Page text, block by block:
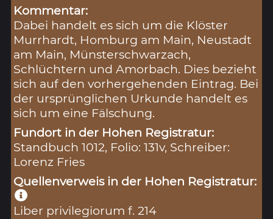
Kommentar:
Dabei handelt es sich um die Klöster
Murrhardt, Homburg am Main, Neustadt
am Main, Münsterschwarzach,
Schlüchtern und Amorbach. Dies bezieht
sich auf den vorhergehenden Eintrag. Bei
der ursprünglichen Urkunde handelt es
sich um eine Fälschung.
Fundort in der Hohen Registratur:
Standbuch 1012, Folio: 131v, Schreiber:
Lorenz Fries
Quellenverweis in der Hohen Registratur:
Liber privilegiorum f. 214